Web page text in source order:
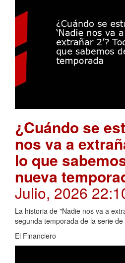
¿Cuándo se
nos va a
lo que
nueva
Julio, 2026
La historia de "Nadie nos va a
segunda temporada de la serie de
El Financiero